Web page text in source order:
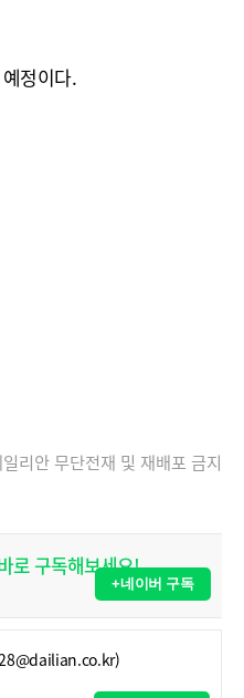
정이다.
리안 무단전재 및 재배포 금지
로 구독해보세요!
+네이버 구독